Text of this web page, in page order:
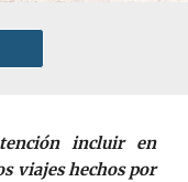
incluir en
viajes hechos por